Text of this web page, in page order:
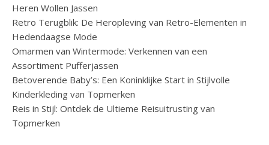
Heren Wollen Jassen
Retro Terugblik: De Heropleving van Retro-Elementen in
Hedendaagse Mode
Omarmen van Wintermode: Verkennen van een
Assortiment Pufferjassen
Betoverende Baby’s: Een Koninklijke Start in Stijlvolle
Kinderkleding van Topmerken
Reis in Stijl: Ontdek de Ultieme Reisuitrusting van
Topmerken